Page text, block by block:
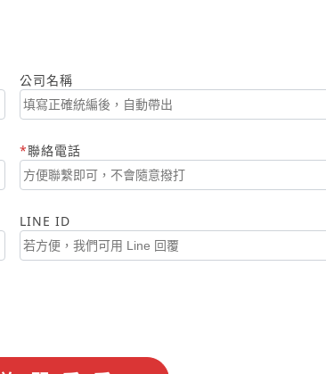
公司名稱
聯絡電話
LINE ID